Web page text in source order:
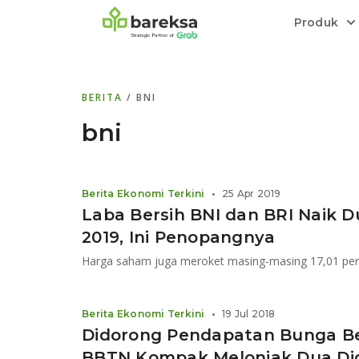
Produk
Transaksi cepat,
Bebas pilih partner penyimpanan, harga
relatif stabil.
Menyediakan layanan manajemen
Informasi terkini dan tepercaya terkait
Kenali rekam jejak dan
BERITA / BNI
bni
Laba Bersih BNI dan BRI Naik
2019, Ini Penopangnya
Berita Ekonomi Terkini • 25 Apr 2019
Didorong Pendapatan Bunga
Berita Ekonomi Terkini • 19 Jul 2018